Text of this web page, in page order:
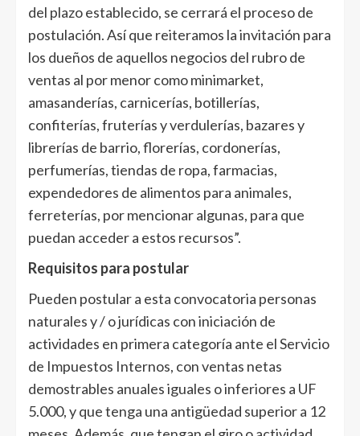
del plazo establecido, se cerrará el proceso de
postulación. Así que reiteramos la invitación para
los dueños de aquellos negocios del rubro de
ventas al por menor como minimarket,
amasanderías, carnicerías, botillerías,
confiterías, fruterías y verdulerías, bazares y
librerías de barrio, florerías, cordonerías,
perfumerías, tiendas de ropa, farmacias,
expendedores de alimentos para animales,
ferreterías, por mencionar algunas, para que
puedan acceder a estos recursos”.
Requisitos para postular
Pueden postular a esta convocatoria personas
naturales y / o jurídicas con iniciación de
actividades en primera categoría ante el Servicio
de Impuestos Internos, con ventas netas
demostrables anuales iguales o inferiores a UF
5.000, y que tenga una antigüedad superior a 12